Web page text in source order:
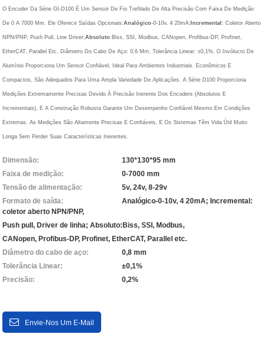
O Encoder Da Série GI-D100 É Um Sensor De Fio Trefilado De Alta Precisão Com Faixa De Medição
De 0 A 7000 Mm. Ele Oferece Saídas Opcionais:Analógico-0-10v, 4 20mA; Incremental: Coletor Aberto
NPN/PNP, Push Pull, Line Driver;Absoluto:Biss, SSI, Modbus, CANopen, Profibus-DP, Profinet,
EtherCAT, Parallel Etc. Diâmetro Do Cabo De Aço: 0,6 Mm, Tolerância Linear: ±0,1%. O Invólucro De
Alumínio Proporciona Um Sensor Confiável, Ideal Para Ambientes Industriais. Econômicos E
Compactos, São Adequados Para Uma Ampla Variedade De Aplicações. A Série D100 Proporciona
Medições Extremamente Precisas Devido À Precisão Inerente Dos Encoders (absolutos E
Incrementais), E A Construção Robusta Garante Um Desempenho Confiável Mesmo Em Condições
Extremas. As Medições São Altamente Precisas E Confiáveis, E Os Sistemas Têm Vida Útil Muito
Longa Sem Perder Suas Características Inerentes.
Dimensão:
130*130*95 mm
Faixa de medição:
0-7000 mm
Tensão de alimentação:
5v, 24v, 8-29v
Formato de saída:
Analógico-0-10v, 4 20mA; Incremental:
coletor aberto NPN/PNP,
Push pull, Driver de linha; Absoluto:Biss, SSI, Modbus,
CANopen, Profibus-DP, Profinet, EtherCAT, Parallel etc.
Diâmetro do cabo de aço:
0,8 mm
Tolerância Linear:
±0,1%
Precisão:
0,2%
Envie-Nos Um E-Mail